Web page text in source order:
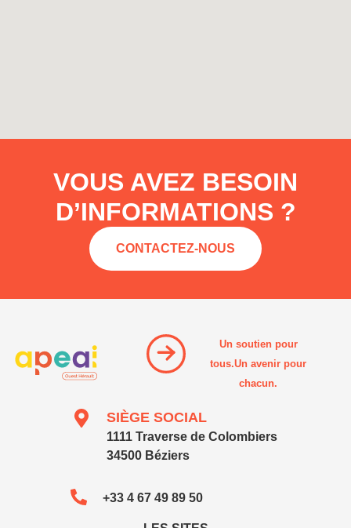
VOUS AVEZ BESOIN
D’INFORMATIONS ?
CONTACTEZ-NOUS
Un soutien pour
tous.Un avenir pour
chacun.
SIÈGE SOCIAL
1111 Traverse de Colombiers
34500 Béziers
+33 4 67 49 89 50